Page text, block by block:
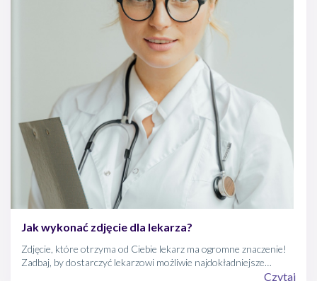
Jak wykonać zdjęcie dla lekarza?
Zdjęcie, które otrzyma od Ciebie lekarz ma ogromne znaczenie!
Zadbaj, by dostarczyć lekarzowi możliwie najdokładniejsze
Czytaj